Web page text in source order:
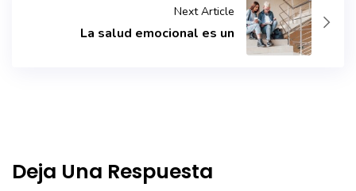
Next Article
La salud emocional es un
Deja Una Respuesta